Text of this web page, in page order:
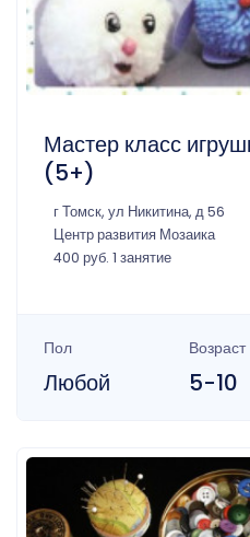
Мастер класс
(5+)
г Томск, ул Никитина, д 56
Центр развития Мозаика
400 руб. 1 занятие
Пол
Любой
Возраст
5-10